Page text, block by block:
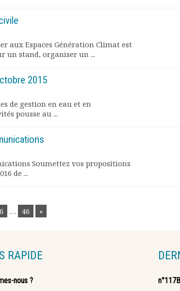
aux Espaces Génération Climat est
un stand, organiser un ...
2015
de gestion en eau et en
pousse au ...
Soumettez vos propositions
de ...
6 … 46 »
RAPIDE
nous ?